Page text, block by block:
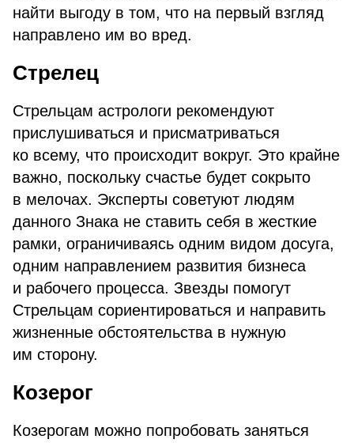
найти выгоду в том, что на первый взгляд
направлено им во вред.
Стрелец
Стрельцам астрологи рекомендуют
прислушиваться и присматриваться
ко всему, что происходит вокруг. Это крайне
важно, поскольку счастье будет сокрыто
в мелочах. Эксперты советуют людям
данного Знака не ставить себя в жесткие
рамки, ограничиваясь одним видом досуга,
одним направлением развития бизнеса
и рабочего процесса. Звезды помогут
Стрельцам сориентироваться и направить
жизненные обстоятельства в нужную
им сторону.
Козерог
Козерогам можно попробовать заняться